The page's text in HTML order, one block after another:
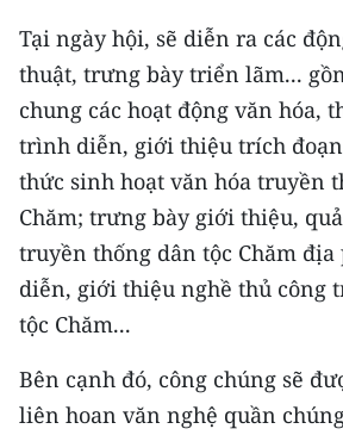
Tại ngày hội, sẽ diễn ra các
thuật, trưng bày triển lãm...
chung các hoạt động văn hóa,
trình diễn, giới thiệu trích
thức sinh hoạt văn hóa truyền
Chăm; trưng bày giới thiệu,
truyền thống dân tộc Chăm
diễn, giới thiệu nghề thủ công
tộc Chăm...
Bên cạnh đó, công chúng sẽ
liên hoan văn nghệ quần